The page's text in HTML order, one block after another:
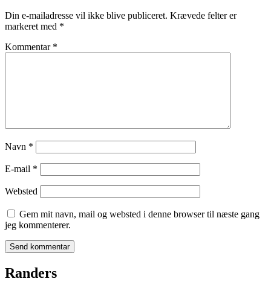
Din e-mailadresse vil ikke blive publiceret. Krævede felter er
markeret med *
Kommentar *
Navn *
E-mail *
Websted
Gem mit navn, mail og websted i denne browser til næste gang
jeg kommenterer.
Randers